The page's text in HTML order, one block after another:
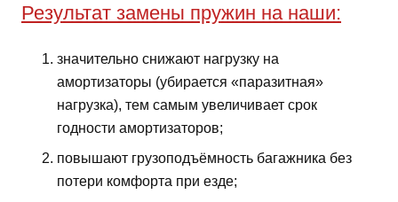
Результат замены пружин на наши:
значительно снижают нагрузку на
амортизаторы (убирается «паразитная»
нагрузка), тем самым увеличивает срок
годности амортизаторов;
повышают грузоподъёмность багажника без
потери комфорта при езде;